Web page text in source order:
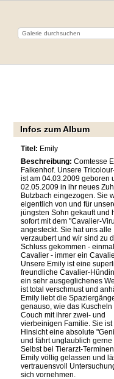
Infos zum Album
Titel: Emily
Beschreibung: Comtesse
Falkenhof. Unsere
ist am 04.03.2009 geboren
02.05.2009 in ihr neues
Butzbach eingezogen. Sie
eigentlich von und für
jüngsten Sohn gekauft und
sofort mit dem "Cavalier-
angesteckt. Sie hat uns alle
verzaubert und wir sind zu
Schluss gekommen -
Cavalier - immer ein
Unsere Emily ist eine
freundliche Cavalier-
ein sehr ausgeglichenes
ist total verschmust und
Emily liebt die
genauso, wie das Kuscheln
Couch mit ihrer zwei- und
vierbeinigen Familie. Sie ist
Hinsicht eine absolute
und fährt unglaublich gerne
Selbst bei Tierarzt-
Emily völlig gelassen und
vertrauensvoll
sich vornehmen.